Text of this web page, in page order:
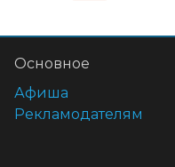
Основное
Афиша
Рекламодателям